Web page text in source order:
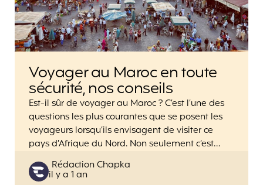
Voyager au Maroc en toute
sécurité, nos conseils
Est-il sûr de voyager au Maroc ? C’est l’une des
questions les plus courantes que se posent les
voyageurs lorsqu’ils envisagent de visiter ce
pays d’Afrique du Nord. Non seulement c’est…
Posted
by
Rédaction Chapka
il y a 1 an